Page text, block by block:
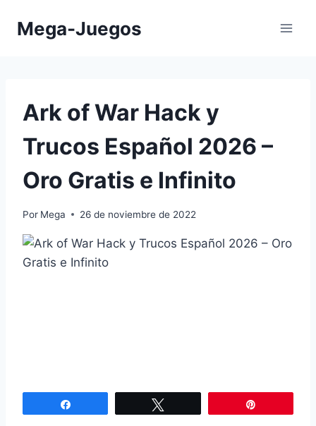
Mega-Juegos
Ark of War Hack y
Trucos Español 2026 –
Oro Gratis e Infinito
Por Mega 26 de noviembre de 2022